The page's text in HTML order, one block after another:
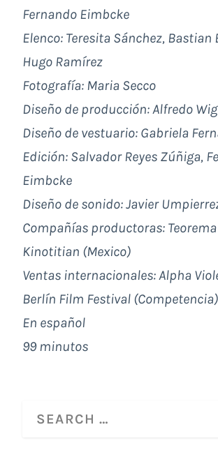
Fernando Eimbcke
Elenco: Teresita Sánchez, Bastian
Hugo Ramírez
Fotografía: Maria Secco
Diseño de producción: Alfredo
Diseño de vestuario: Gabriela
Edición: Salvador Reyes Zúñiga,
Eimbcke
Diseño de sonido: Javier
Compañías productoras:
Kinotitian (Mexico)
Ventas internacionales:Alpha
Berlín Film Festival (Competencia)
En español
99 minutos